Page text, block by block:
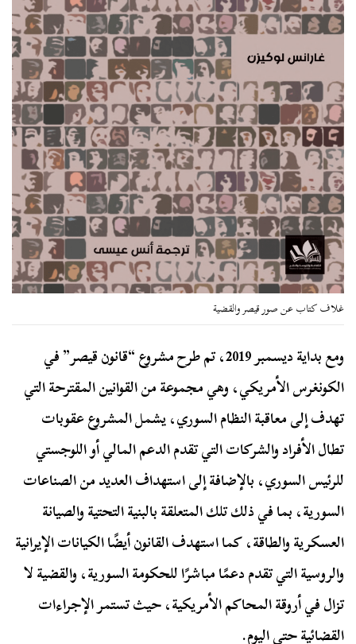
غلاف كتاب عن صور قيصر والقضية
ومع بداية ديسمبر 2019، تم طرح مشروع “قانون قيصر” في
الكونغرس الأمريكي، وهي مجموعة من القوانين المقترحة التي
تهدف إلى معاقبة النظام السوري، يشمل المشروع عقوبات
تطال الأفراد والشركات التي تقدم الدعم المالي أو اللوجستي
للرئيس السوري، بالإضافة إلى استهداف العديد من الصناعات
السورية، بما في ذلك تلك المتعلقة بالبنية التحتية والصيانة
العسكرية والطاقة، كما استهدف القانون أيضًا الكيانات الإيرانية
والروسية التي تقدم دعمًا مباشرًا للحكومة السورية، والقضية لا
تزال في أروقة المحاكم الأمريكية، حيث تستمر الإجراءات
القضائية حتى اليوم.